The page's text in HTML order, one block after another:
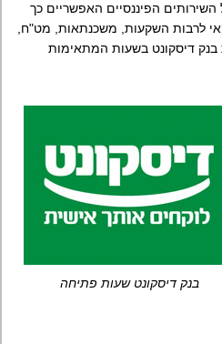
הפיננסיים האפשריים כך
לרבות השקעות, משכנתאות, מט"ח,
בנק דיסקונט בשעות המתאימות
בנק דיסקונט שעות פתיחה